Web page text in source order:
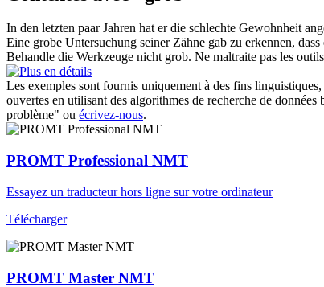
In den letzten paar Jahren hat er die schlechte Gewohnheit
Eine grobe Untersuchung seiner Zähne gab zu erkennen,
Behandle die Werkzeuge nicht grob. Ne maltraite pas les
Les exemples sont fournis uniquement à des fins
ouvertes en utilisant des algorithmes de recherche de
problème" ou écrivez-nous.
PROMT Professional NMT
Essayez un traducteur hors ligne sur votre ordinateur
Télécharger
PROMT Master NMT